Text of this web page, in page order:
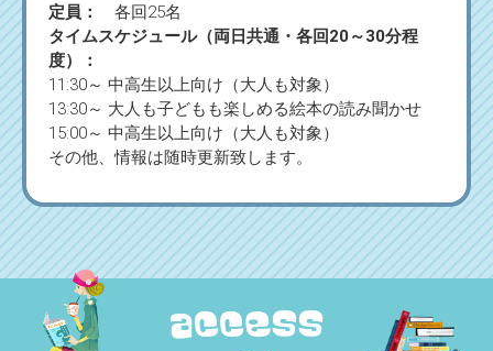
定員：
各回25名
タイムスケジュール（両日共通・各回20～30分程
度）：
11:30～ 中高生以上向け（大人も対象）
13:30～ 大人も子どもも楽しめる絵本の読み聞かせ
15:00～ 中高生以上向け（大人も対象）
その他、情報は随時更新致します。